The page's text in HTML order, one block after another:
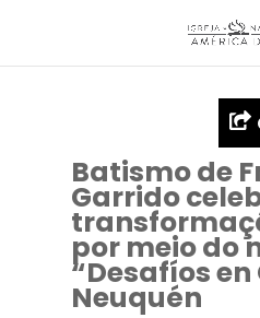
Batismo de
Garrido
por meio do
“Desafíos
Neuquén